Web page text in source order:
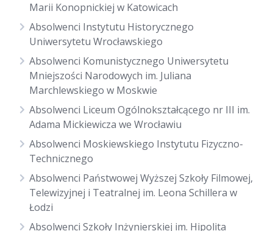
Marii Konopnickiej w Katowicach
Absolwenci Instytutu Historycznego
Uniwersytetu Wrocławskiego
Absolwenci Komunistycznego Uniwersytetu
Mniejszości Narodowych im. Juliana
Marchlewskiego w Moskwie
Absolwenci Liceum Ogólnokształcącego nr III im.
Adama Mickiewicza we Wrocławiu
Absolwenci Moskiewskiego Instytutu Fizyczno-
Technicznego
Absolwenci Państwowej Wyższej Szkoły Filmowej,
Telewizyjnej i Teatralnej im. Leona Schillera w
Łodzi
Absolwenci Szkoły Inżynierskiej im. Hipolita